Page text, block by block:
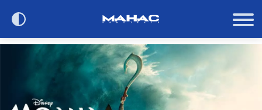
Сегодня в кино
О кинотеатре